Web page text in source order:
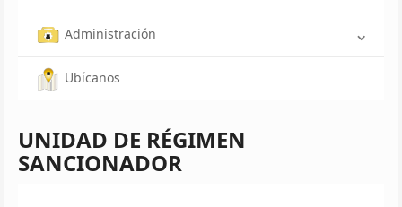
Administración
Ubícanos
UNIDAD DE RÉGIMEN
SANCIONADOR